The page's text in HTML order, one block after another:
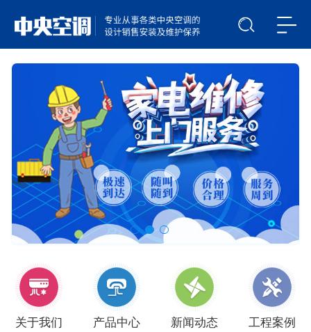
关于我们 产品中心 新闻动态 工程案例